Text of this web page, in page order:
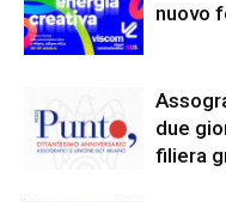
nuovo
due
filiera